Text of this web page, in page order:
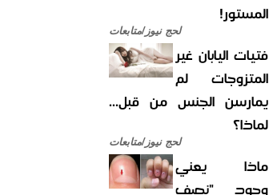
المستور!
لحج نيوز/متابعات
فتيات اليابان غير
المتزوجات لم
يمارسن الجنس من قبل...
لماذا؟
لحج نيوز/متابعات
ماذا يعني
وجود "نصف